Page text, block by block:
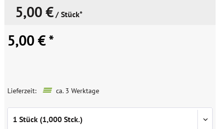
5,00 € / Stück*
5,00 € *
Lieferzeit: ca. 3 Werktage